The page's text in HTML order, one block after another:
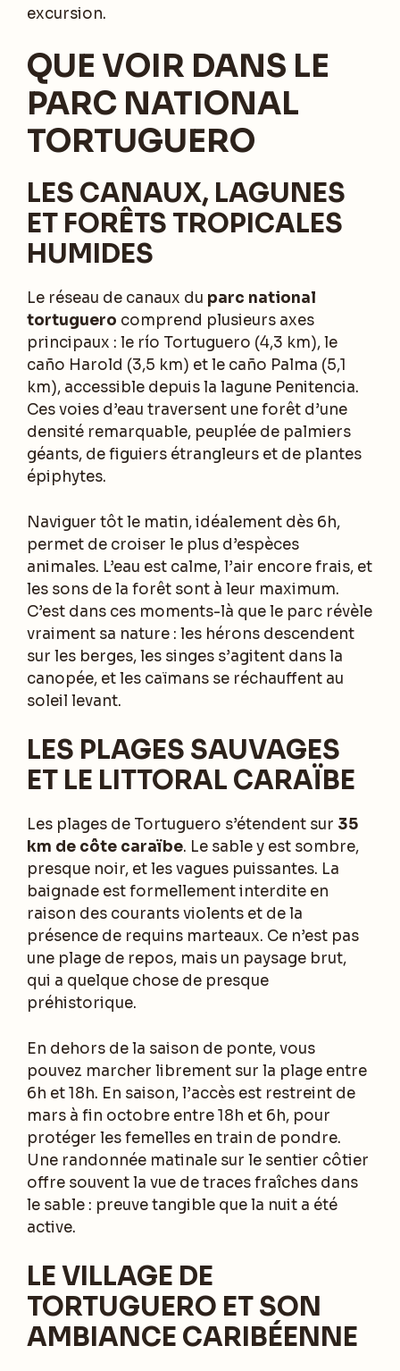
excursion.
QUE VOIR DANS LE
PARC NATIONAL
TORTUGUERO
LES CANAUX, LAGUNES
ET FORÊTS TROPICALES
HUMIDES
Le réseau de canaux du parc national
tortuguero comprend plusieurs axes
principaux : le río Tortuguero (4,3 km), le
caño Harold (3,5 km) et le caño Palma (5,1
km), accessible depuis la lagune Penitencia.
Ces voies d’eau traversent une forêt d’une
densité remarquable, peuplée de palmiers
géants, de figuiers étrangleurs et de plantes
épiphytes.
Naviguer tôt le matin, idéalement dès 6h,
permet de croiser le plus d’espèces
animales. L’eau est calme, l’air encore frais, et
les sons de la forêt sont à leur maximum.
C’est dans ces moments-là que le parc révèle
vraiment sa nature : les hérons descendent
sur les berges, les singes s’agitent dans la
canopée, et les caïmans se réchauffent au
soleil levant.
LES PLAGES SAUVAGES
ET LE LITTORAL CARAÏBE
Les plages de Tortuguero s’étendent sur 35
km de côte caraïbe. Le sable y est sombre,
presque noir, et les vagues puissantes. La
baignade est formellement interdite en
raison des courants violents et de la
présence de requins marteaux. Ce n’est pas
une plage de repos, mais un paysage brut,
qui a quelque chose de presque
préhistorique.
En dehors de la saison de ponte, vous
pouvez marcher librement sur la plage entre
6h et 18h. En saison, l’accès est restreint de
mars à fin octobre entre 18h et 6h, pour
protéger les femelles en train de pondre.
Une randonnée matinale sur le sentier côtier
offre souvent la vue de traces fraîches dans
le sable : preuve tangible que la nuit a été
active.
LE VILLAGE DE
TORTUGUERO ET SON
AMBIANCE CARIBÉENNE